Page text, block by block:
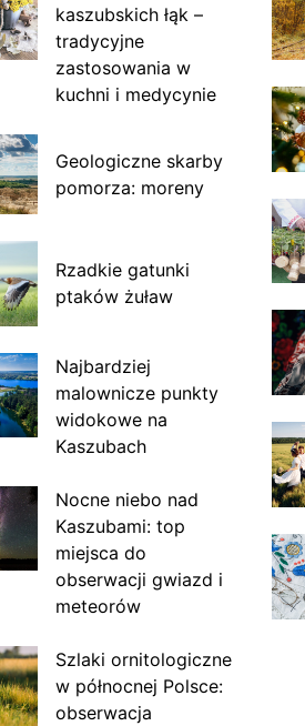
kaszubskich łąk –
tradycyjne
zastosowania w
kuchni i medycynie
Geologiczne skarby
pomorza: moreny
Rzadkie gatunki
ptaków żuław
Najbardziej
malownicze punkty
widokowe na
Kaszubach
Nocne niebo nad
Kaszubami: top
miejsca do
obserwacji gwiazd i
meteorów
Szlaki ornitologiczne
w północnej Polsce:
obserwacja